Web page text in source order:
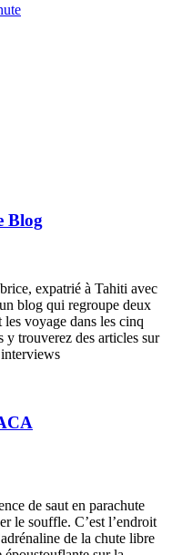
Blog
expatrié à Tahiti avec
blog qui regroupe deux
voyage dans les cinq
y trouverez des articles sur
de saut en parachute
le souffle. C’est l’endroit
de la chute libre